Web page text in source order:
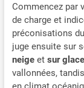
réponse dans
Veuillez
avec votre
Commencez par
de charge et
préconisations
juge ensuite sur
neigeet sur glace
vallonnées,